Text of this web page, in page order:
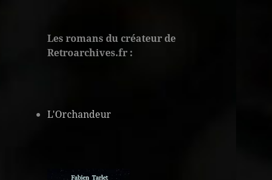
Les romans du créateur de
Retroarchives.fr :
L'Orchandeur